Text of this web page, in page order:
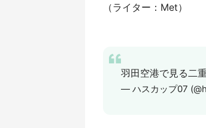
（ライター：Met）
羽田空港で見る二
— ハスカップ07